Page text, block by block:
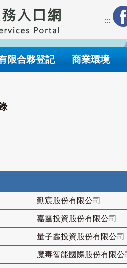
:::
限合夥登記 商業環境
勤宸股份有限公司
嘉霆投資股份有限公司
量子鑫投資股份有限公司
魔毒智能國際股份有限公